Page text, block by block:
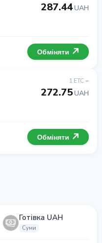
287.44UAH
Обміняти
1 ETC =
272.75UAH
Обміняти
Готівка UAH
Суми